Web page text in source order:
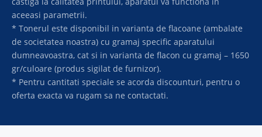
aceeasi parametrii.
* Tonerul este disponibil in varianta de flacoane (ambalate
de societatea noastra) cu gramaj specific aparatului
dumneavoastra, cat si in varianta de flacon cu gramaj – 1650
gr/culoare (produs sigilat de furnizor).
* Pentru cantitati speciale se acorda discounturi, pentru o
oferta exacta va rugam sa ne contactati.